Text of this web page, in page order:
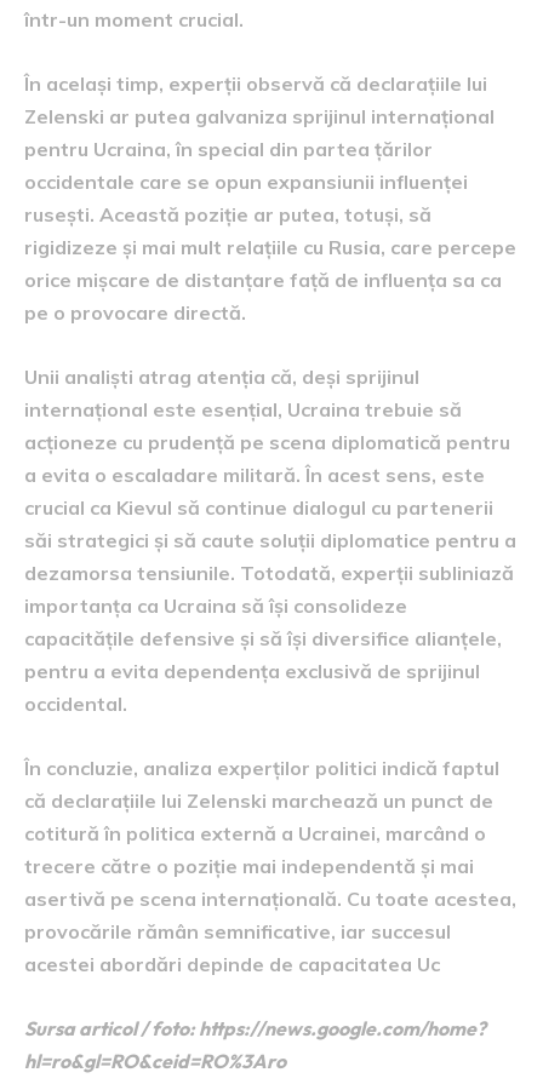
într-un moment crucial.
În același timp, experții observă că declarațiile lui
Zelenski ar putea galvaniza sprijinul internațional
pentru Ucraina, în special din partea țărilor
occidentale care se opun expansiunii influenței
rusești. Această poziție ar putea, totuși, să
rigidizeze și mai mult relațiile cu Rusia, care percepe
orice mișcare de distanțare față de influența sa ca
pe o provocare directă.
Unii analiști atrag atenția că, deși sprijinul
internațional este esențial, Ucraina trebuie să
acționeze cu prudență pe scena diplomatică pentru
a evita o escaladare militară. În acest sens, este
crucial ca Kievul să continue dialogul cu partenerii
săi strategici și să caute soluții diplomatice pentru a
dezamorsa tensiunile. Totodată, experții subliniază
importanța ca Ucraina să își consolideze
capacitățile defensive și să își diversifice alianțele,
pentru a evita dependența exclusivă de sprijinul
occidental.
În concluzie, analiza experților politici indică faptul
că declarațiile lui Zelenski marchează un punct de
cotitură în politica externă a Ucrainei, marcând o
trecere către o poziție mai independentă și mai
asertivă pe scena internațională. Cu toate acestea,
provocările rămân semnificative, iar succesul
acestei abordări depinde de capacitatea Uc
Sursa articol / foto: https://news.google.com/home?
hl=ro&gl=RO&ceid=RO%3Aro